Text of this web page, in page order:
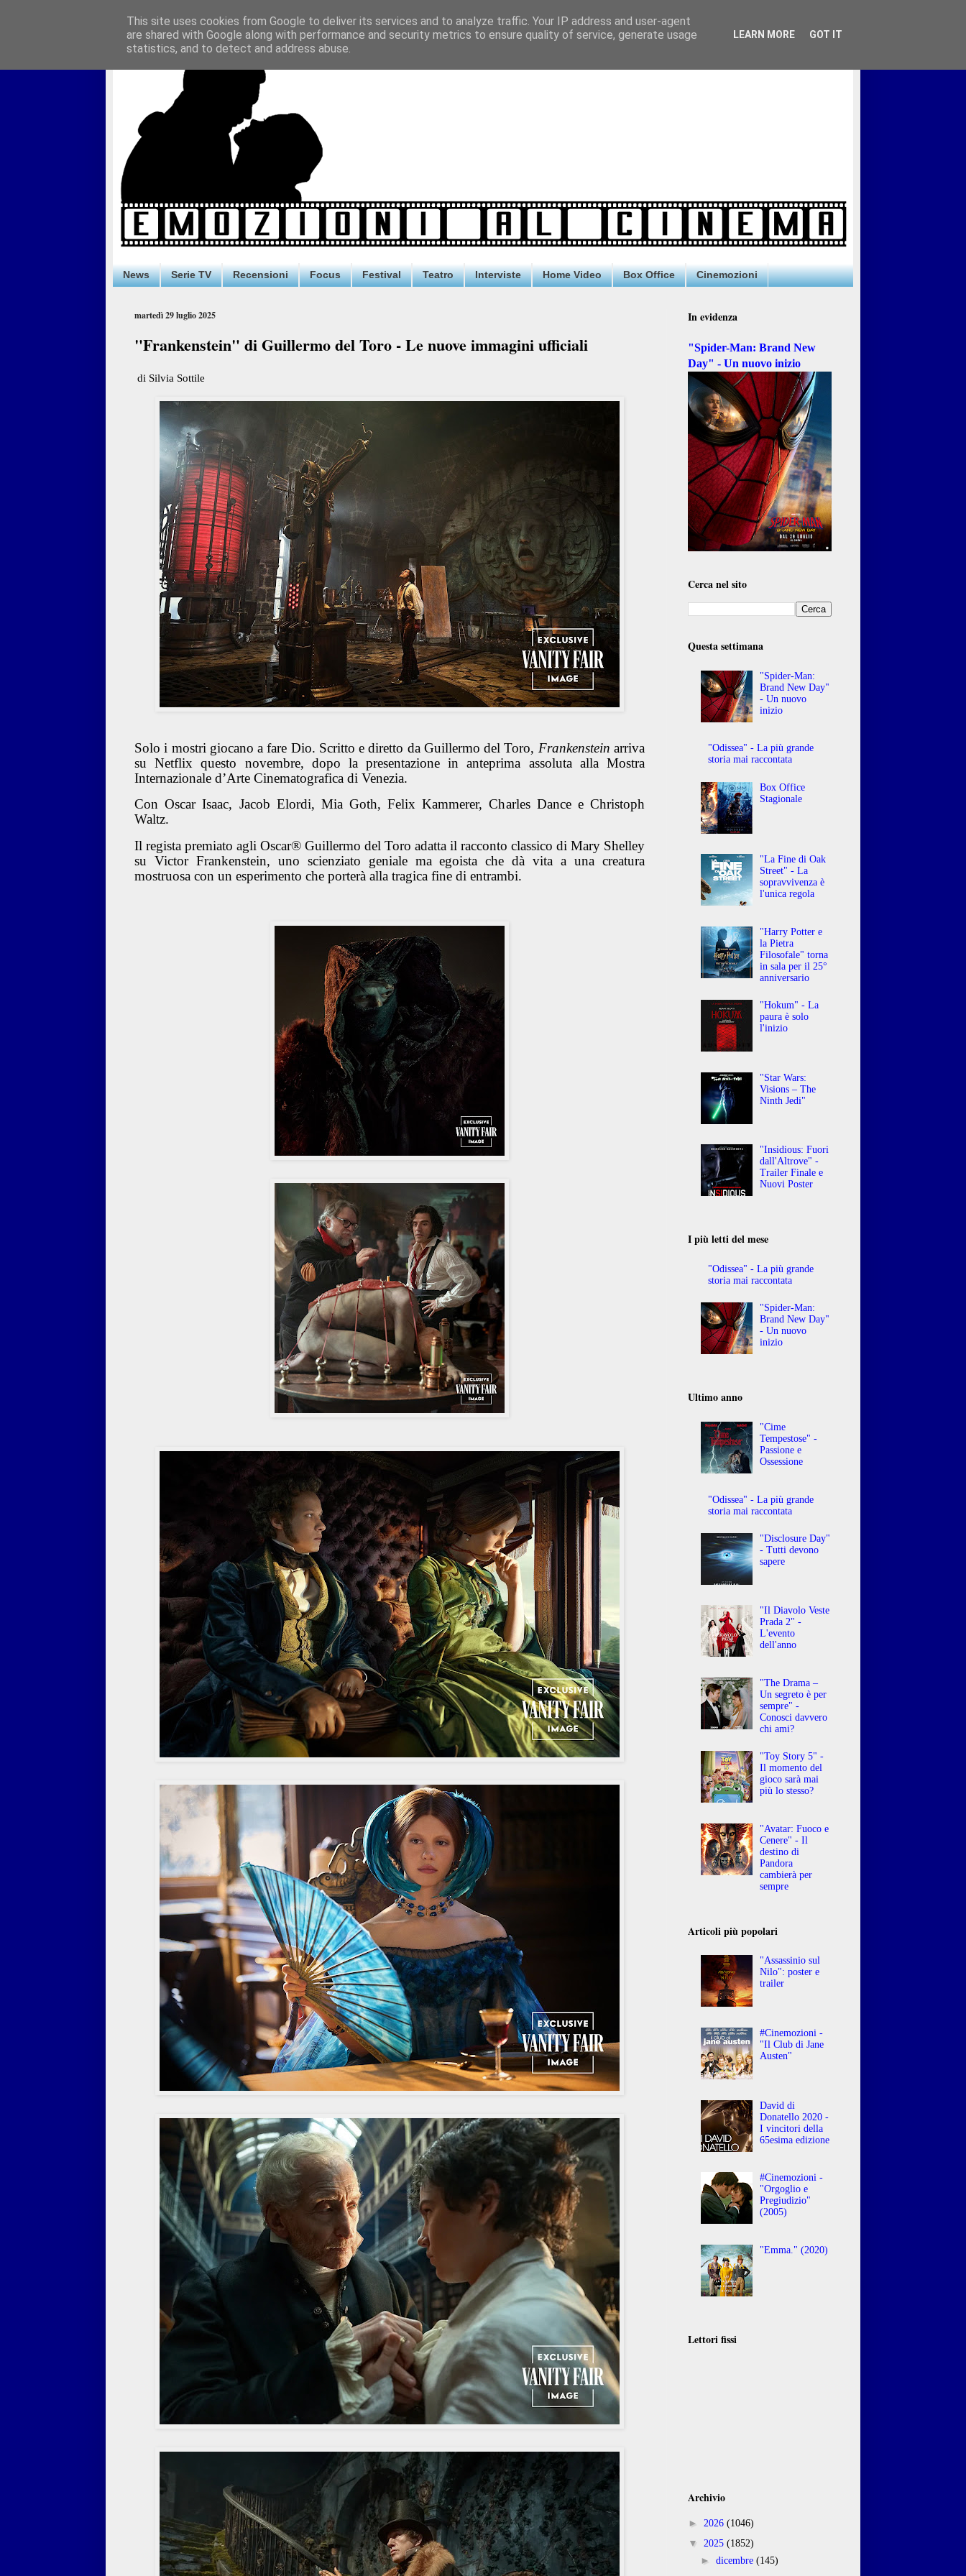
News Serie TV Recensioni Focus Festival Teatro Interviste Home Video Box Office Cinemozioni
martedì 29 luglio 2025
"Frankenstein" di Guillermo del Toro - Le nuove immagini ufficiali
di Silvia Sottile
Solo i mostri giocano a fare Dio. Scritto e diretto da Guillermo del Toro, Frankenstein arriva
su Netflix questo novembre, dopo la presentazione in anteprima assoluta alla Mostra
Internazionale d’Arte Cinematografica di Venezia.
Con Oscar Isaac, Jacob Elordi, Mia Goth, Felix Kammerer, Charles Dance e Christoph
Waltz.
Il regista premiato agli Oscar® Guillermo del Toro adatta il racconto classico di Mary Shelley
su Victor Frankenstein, uno scienziato geniale ma egoista che dà vita a una creatura
mostruosa con un esperimento che porterà alla tragica fine di entrambi.
In evidenza
"Spider-Man: Brand New
Day" - Un nuovo inizio
Cerca nel sito
Questa settimana
"Spider-Man:
Brand New Day"
- Un nuovo
inizio
"Odissea" - La più grande
storia mai raccontata
Box Office
Stagionale
"La Fine di Oak
Street" - La
sopravvivenza è
l'unica regola
"Harry Potter e
la Pietra
Filosofale" torna
in sala per il 25°
anniversario
"Hokum" - La
paura è solo
l'inizio
"Star Wars:
Visions – The
Ninth Jedi"
"Insidious: Fuori
dall'Altrove" -
Trailer Finale e
Nuovi Poster
I più letti del mese
"Odissea" - La più grande
storia mai raccontata
"Spider-Man:
Brand New Day"
- Un nuovo
inizio
Ultimo anno
"Cime
Tempestose" -
Passione e
Ossessione
"Odissea" - La più grande
storia mai raccontata
"Disclosure Day"
- Tutti devono
sapere
"Il Diavolo Veste
Prada 2" -
L'evento
dell'anno
"The Drama –
Un segreto è per
sempre" -
Conosci davvero
chi ami?
"Toy Story 5" -
Il momento del
gioco sarà mai
più lo stesso?
"Avatar: Fuoco e
Cenere" - Il
destino di
Pandora
cambierà per
sempre
Articoli più popolari
"Assassinio sul
Nilo": poster e
trailer
#Cinemozioni -
"Il Club di Jane
Austen"
David di
Donatello 2020 -
I vincitori della
65esima edizione
#Cinemozioni -
"Orgoglio e
Pregiudizio"
(2005)
"Emma." (2020)
Lettori fissi
Archivio
► 2026 (1046)
▼ 2025 (1852)
► dicembre (145)
This site uses cookies from Google to deliver its services and to analyze traffic. Your IP address and user-agent
are shared with Google along with performance and security metrics to ensure quality of service, generate usage
statistics, and to detect and address abuse.
LEARN MORE GOT IT